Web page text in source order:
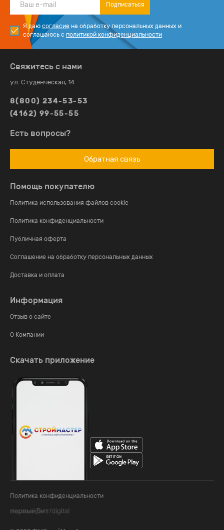
Подписаться
Я даю согласие на обработку персональных данных и
соглашаюсь с политикой конфиденциальности
Помощь покупателю
Политика использования файлов cookie
Политика конфиденциальности
Публичная оферта
Соглашение на обработку персональных данных
Доставка и оплата
Информация
Отзыв о сайте
О Компании
Свяжитесь с нами
ул. Студенческая, 14
8(800) 234-53-53
(4162) 99-55-55
Есть вопросы?
Обратная связь
Скачать приложение
Политика конфиденциальности